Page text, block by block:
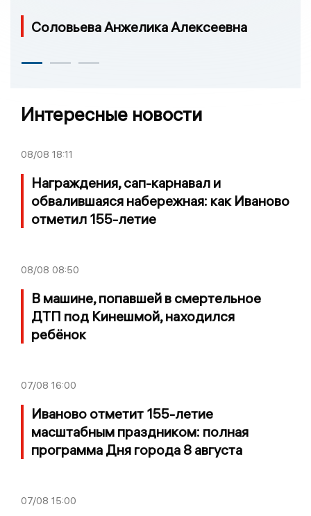
Соловьева Анжелика Алексеевна
Интересные новости
08/08 18:11
Награждения, сап-карнавал и
обвалившаяся набережная: как Иваново
отметил 155-летие
08/08 08:50
В машине, попавшей в смертельное
ДТП под Кинешмой, находился
ребёнок
07/08 16:00
Иваново отметит 155-летие
масштабным праздником: полная
программа Дня города 8 августа
07/08 15:00